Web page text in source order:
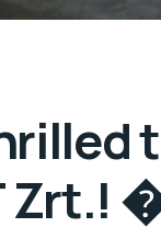
Zrt.!